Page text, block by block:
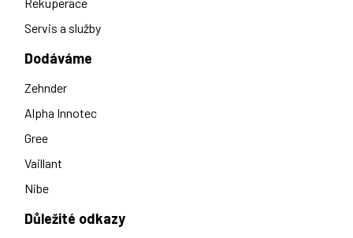
Servis a služby
Dodáváme
Zehnder
Alpha Innotec
Gree
Vaillant
Nibe
Důležité odkazy